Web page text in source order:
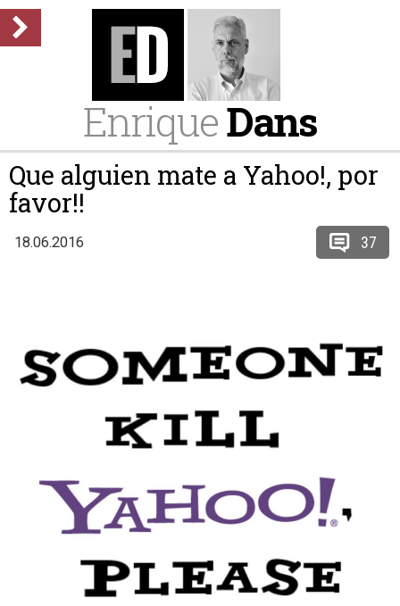
EnriqueDans
Que alguien mate a Yahoo!, por
favor!!
18.06.2016 37